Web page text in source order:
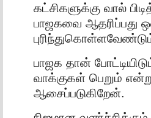
கட்சிகளுக்கு வால்
பாஜகவை
பாஜக தான்
வாக்குகள் பெறும்
ஆசைப்படுகிறேன்.